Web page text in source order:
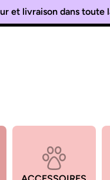
bienvenue chez